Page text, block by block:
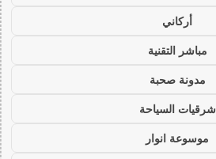
أركاني
مباشر التقنية
مدونة صحبة
شرقيات السياحة
موسوعة انوار